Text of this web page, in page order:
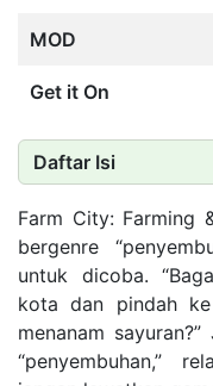
MOD
Get it On
Daftar Isi
Farm City: Farming
bergenre
untuk dicoba.
kota dan pindah
menanam
“penyembuhan,”